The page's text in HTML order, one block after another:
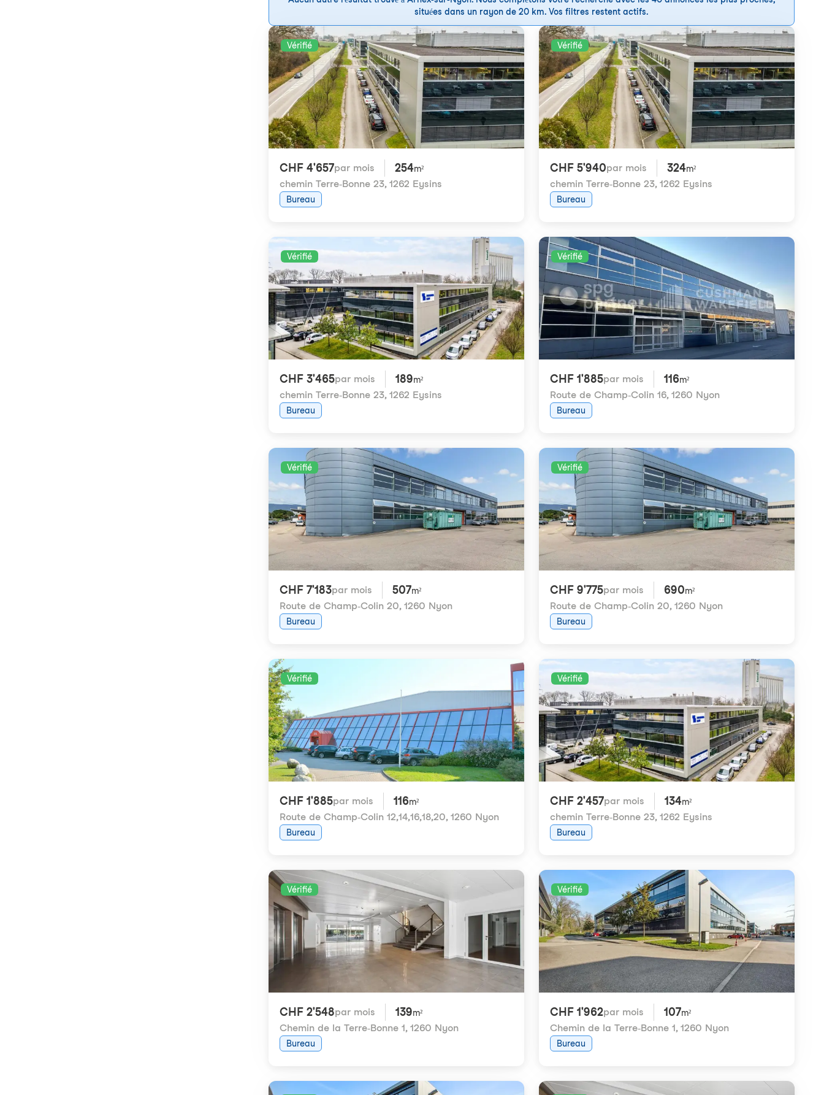
situées dans un rayon de 20 km. Vos filtres restent actifs.
Vérifié
CHF 4'657par mois 254m²
chemin Terre-Bonne 23, 1262 Eysins
Bureau
Vérifié
CHF 5'940par mois 324m²
chemin Terre-Bonne 23, 1262 Eysins
Bureau
Vérifié
CHF 3'465par mois 189m²
chemin Terre-Bonne 23, 1262 Eysins
Bureau
Vérifié
CHF 1'885par mois 116m²
Route de Champ-Colin 16, 1260 Nyon
Bureau
Vérifié
CHF 7'183par mois 507m²
Route de Champ-Colin 20, 1260 Nyon
Bureau
Vérifié
CHF 9'775par mois 690m²
Route de Champ-Colin 20, 1260 Nyon
Bureau
Vérifié
CHF 1'885par mois 116m²
Route de Champ-Colin 12,14,16,18,20, 1260 Nyon
Bureau
Vérifié
CHF 2'457par mois 134m²
chemin Terre-Bonne 23, 1262 Eysins
Bureau
Vérifié
CHF 2'548par mois 139m²
Chemin de la Terre-Bonne 1, 1260 Nyon
Bureau
Vérifié
CHF 1'962par mois 107m²
Chemin de la Terre-Bonne 1, 1260 Nyon
Bureau